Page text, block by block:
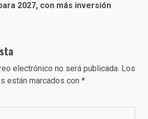
2027, con más inversión
electrónico no será publicada. Los
están marcados con *